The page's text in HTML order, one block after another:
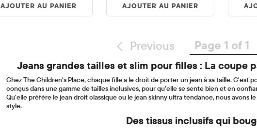
AJOUTER AU PANIER AJOUTER AU PANIER
Previous Page 1 of 1
Jeans grandes tailles et slim pour filles : La coupe
Chez The Children's Place, chaque fille a le droit de porter un jean à sa taille. C'est
conçus dans une gamme de tailles inclusives, pour qu'elle se sente bien et en
Qu'elle préfère le jean droit classique ou le jean skinny ultra tendance, nous avons
style.
Des tissus inclusifs qui